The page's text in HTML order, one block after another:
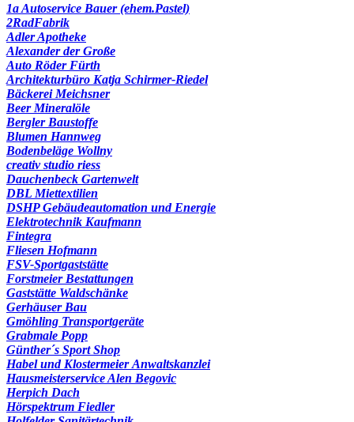
1a Autoservice Bauer (ehem.Pastel)
2RadFabrik
Adler Apotheke
Alexander der Große
Auto Röder Fürth
Architekturbüro Katja Schirmer-Riedel
Bäckerei Meichsner
Beer Mineralöle
Bergler Baustoffe
Blumen Hannweg
Bodenbeläge Wollny
creativ studio riess
Dauchenbeck Gartenwelt
DBL Miettextilien
DSHP Gebäudeautomation und Energie
Elektrotechnik Kaufmann
Fintegra
Fliesen Hofmann
FSV-Sportgaststätte
Forstmeier Bestattungen
Gaststätte Waldschänke
Gerhäuser Bau
Gmöhling Transportgeräte
Grabmale Popp
Günther´s Sport Shop
Habel und Klostermeier Anwaltskanzlei
Hausmeisterservice Alen Begovic
Herpich Dach
Hörspektrum Fiedler